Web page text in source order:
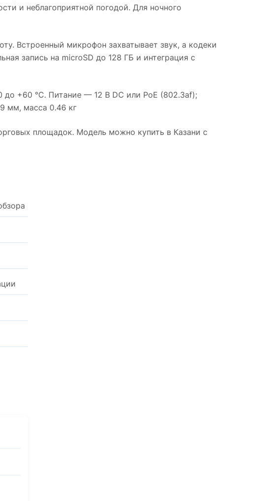
и неблагоприятной погодой. Для ночного
Встроенный микрофон захватывает звук, а кодеки
запись на microSD до 128 ГБ и интеграция с
до +60 °C. Питание — 12 В DC или PoE (802.3af);
мм, масса 0.46 кг
площадок. Модель можно купить в Казани с